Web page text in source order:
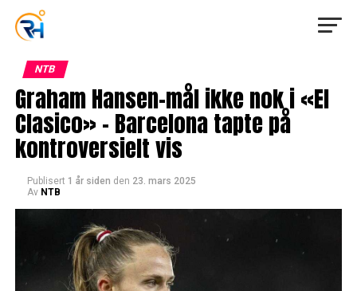
NTB
Graham Hansen-mål ikke nok i «El
Clasico» – Barcelona tapte på
kontroversielt vis
Publisert 1 år siden den 23. mars 2025
Av NTB